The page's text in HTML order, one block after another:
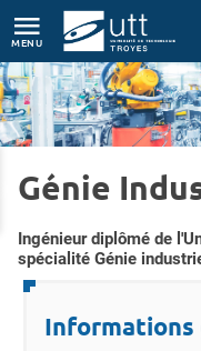
MENU
Accueil Formations
Génie
Résumé
Ingénieur diplômé de
spécialité Génie
Détails
Informations